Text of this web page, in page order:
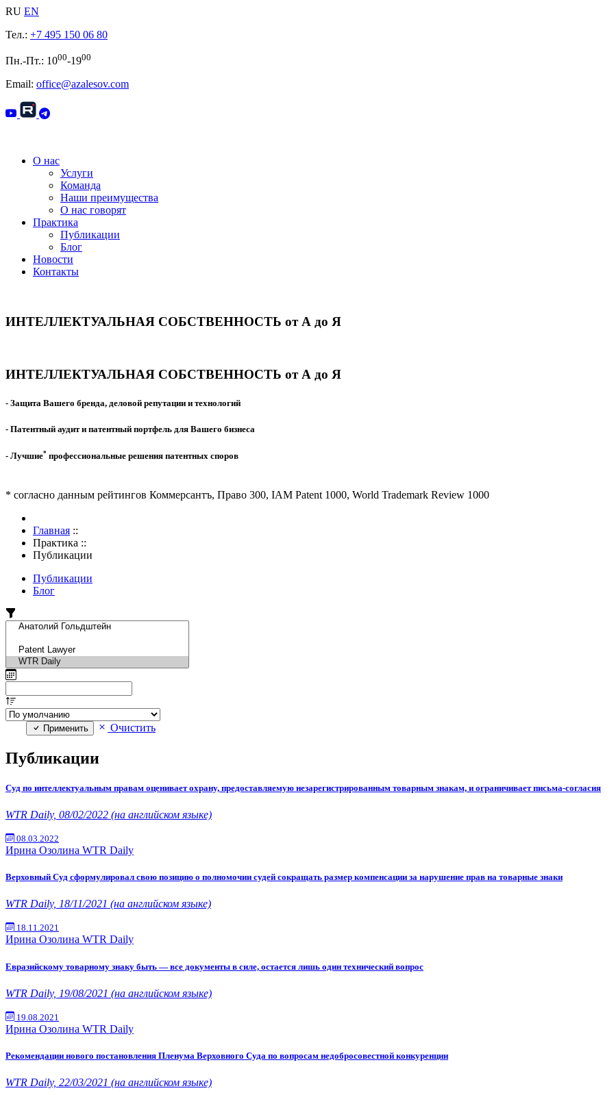
RU EN
Тел.: +7 495 150 06 80
Пн.-Пт.: 1000-1900
Email: office@azalesov.com
О нас
Услуги
Команда
Наши преимущества
О нас говорят
Практика
Публикации
Блог
Новости
Контакты
ИНТЕЛЛЕКТУАЛЬНАЯ СОБСТВЕННОСТЬ от А до Я
ИНТЕЛЛЕКТУАЛЬНАЯ СОБСТВЕННОСТЬ от А до Я
- Защита Вашего бренда, деловой репутации и технологий
- Патентный аудит и патентный портфель для Вашего бизнеса
- Лучшие* профессиональные решения патентных споров
* согласно данным рейтингов Коммерсантъ, Право 300, IAM Patent 1000, World Trademark Review 1000
Главная ::
Практика ::
Публикации
Публикации
Блог
Применить Очистить
Публикации
Суд по интеллектуальным правам оценивает охрану, предоставляемую незарегистрированным товарным знакам, и ограничивает письма-согласия
WTR Daily, 08/02/2022 (на английском языке)
08.03.2022
Ирина Озолина WTR Daily
Верховный Суд сформулировал свою позицию о полномочии судей сокращать размер компенсации за нарушение прав на товарные знаки
WTR Daily, 18/11/2021 (на английском языке)
18.11.2021
Ирина Озолина WTR Daily
Евразийскому товарному знаку быть — все документы в силе, остается лишь один технический вопрос
WTR Daily, 19/08/2021 (на английском языке)
19.08.2021
Ирина Озолина WTR Daily
Рекомендации нового постановления Пленума Верховного Суда по вопросам недобросовестной конкуренции
WTR Daily, 22/03/2021 (на английском языке)